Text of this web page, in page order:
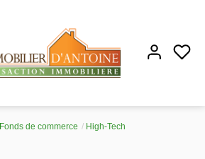
Fonds de commerce High-Tech